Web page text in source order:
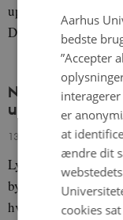
uppfostran i
Danmark.
NNL Pod 3+4:
ungdommen
13. oktober 2023-
Lyt til to podcasts
byplanlægning og
hvorfor unge
Aarhus
bedste
”Accepter
er
at
ændre dit
cookies